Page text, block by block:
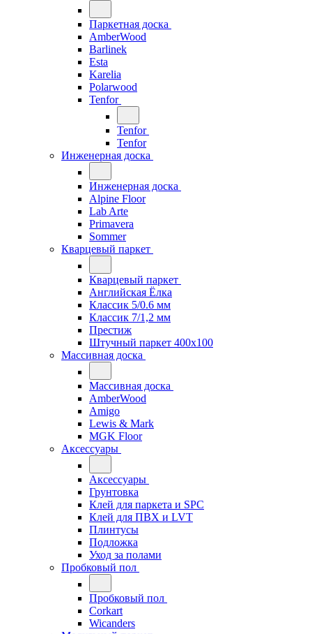
Паркетная доска
AmberWood
Barlinek
Esta
Karelia
Polarwood
Tenfor
Tenfor
Tenfor
Инженерная доска
Инженерная доска
Alpine Floor
Lab Arte
Primavera
Sommer
Кварцевый паркет
Кварцевый паркет
Английская Ёлка
Классик 5/0.6 мм
Классик 7/1,2 мм
Престиж
Штучный паркет 400x100
Массивная доска
Массивная доска
AmberWood
Amigo
Lewis & Mark
MGK Floor
Аксессуары
Аксессуары
Грунтовка
Клей для паркета и SPC
Клей для ПВХ и LVT
Плинтусы
Подложка
Уход за полами
Пробковый пол
Пробковый пол
Corkart
Wicanders